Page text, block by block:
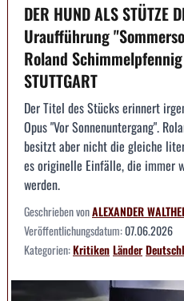
DER HUND ALS STÜTZE
Uraufführung
Roland
STUTTGART
Der Titel des Stücks erinnert
Opus "Vor Sonnenuntergang".
besitzt aber nicht die gleiche
es originelle Einfälle, die immer
werden.
Geschrieben vonALEXANDER
Veröffentlichungsdatum:07.06.2026
Kategorien:KritikenLänder